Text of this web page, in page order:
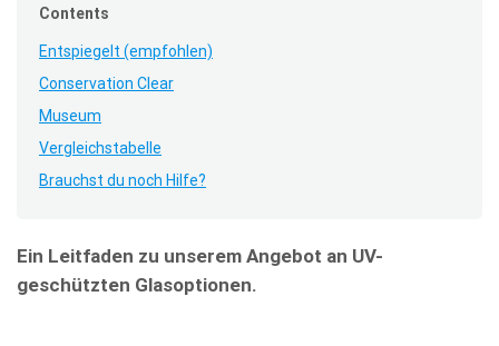
Contents
Entspiegelt (empfohlen)
Conservation Clear
Museum
Vergleichstabelle
Brauchst du noch Hilfe?
Ein Leitfaden zu unserem Angebot an UV-
geschützten Glasoptionen.